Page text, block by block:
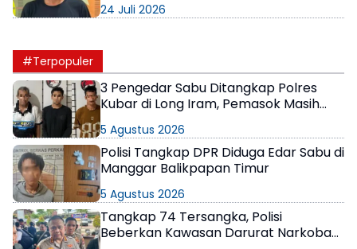
24 Juli 2026
#Terpopuler
3 Pengedar Sabu Ditangkap Polres
Kubar di Long Iram, Pemasok Masih
5 Agustus 2026
Polisi Tangkap DPR Diduga Edar Sabu di
Manggar Balikpapan Timur
5 Agustus 2026
Tangkap 74 Tersangka, Polisi
Beberkan Kawasan Darurat Narkoba